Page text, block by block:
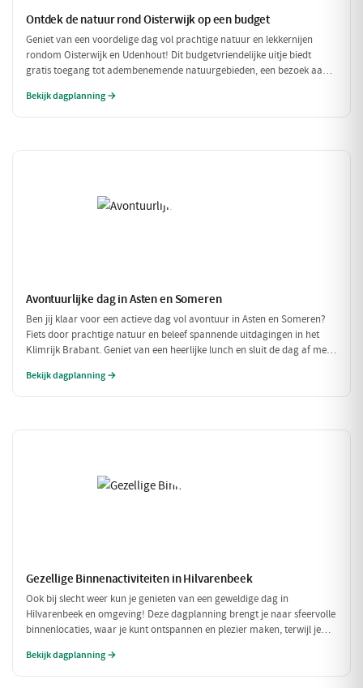
Ontdek de natuur rond Oisterwijk op een budget
Geniet van een voordelige dag vol prachtige natuur en lekkernijen
rondom Oisterwijk en Udenhout! Dit budgetvriendelijke uitje biedt
gratis toegang tot adembenemende natuurgebieden, een bezoek aan
lunch. Perfect voor een dag vol avontuur zonder je portemonnee te
Bekijk dagplanning →
Avontuurlijke dag in Asten en Someren
Ben jij klaar voor een actieve dag vol avontuur in Asten en Someren?
Fiets door prachtige natuur en beleef spannende uitdagingen in het
Klimrijk Brabant. Geniet van een heerlijke lunch en sluit de dag af met
fietsen!
Bekijk dagplanning →
Gezellige Binnenactiviteiten in Hilvarenbeek
Ook bij slecht weer kun je genieten van een geweldige dag in
Hilvarenbeek en omgeving! Deze dagplanning brengt je naar sfeervolle
binnenlocaties, waar je kunt ontspannen en plezier maken, terwijl je
vrienden of familie!
Bekijk dagplanning →